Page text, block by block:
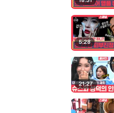
5:28
21:27